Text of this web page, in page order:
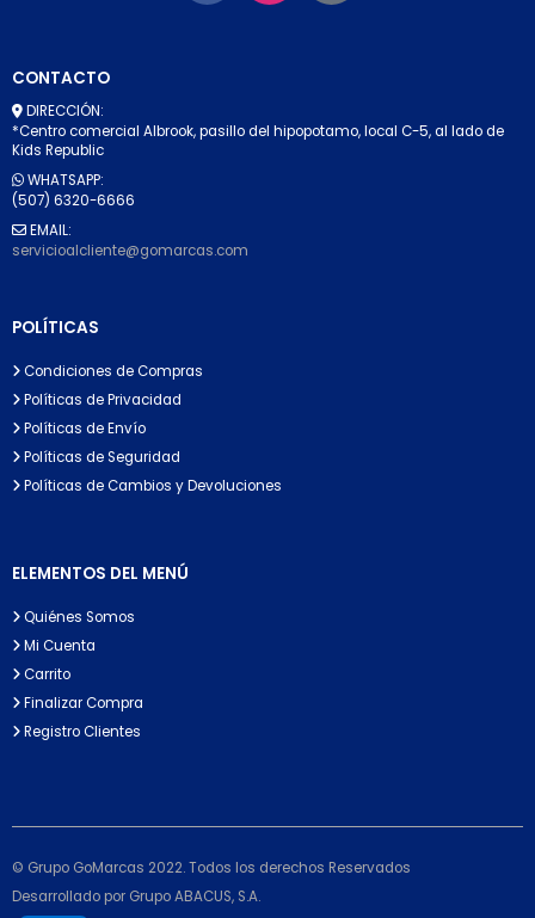
CONTACTO
DIRECCIÓN:
*Centro comercial Albrook, pasillo del hipopotamo, local C-5, al lado de
Kids Republic
WHATSAPP:
(507) 6320-6666
EMAIL:
servicioalcliente@gomarcas.com
POLÍTICAS
Condiciones de Compras
Políticas de Privacidad
Políticas de Envío
Políticas de Seguridad
Políticas de Cambios y Devoluciones
ELEMENTOS DEL MENÚ
Quiénes Somos
Mi Cuenta
Carrito
Finalizar Compra
Registro Clientes
© Grupo GoMarcas 2022. Todos los derechos Reservados
Desarrollado por Grupo ABACUS, S.A.